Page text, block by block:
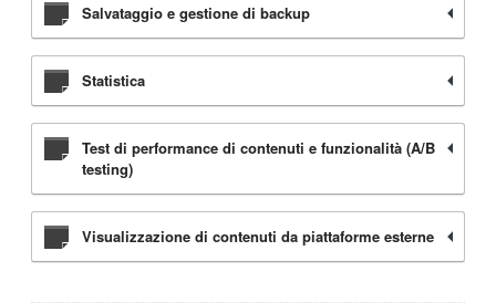
Salvataggio e gestione di backup
Statistica
Test di performance di contenuti e funzionalità (A/B
testing)
Visualizzazione di contenuti da piattaforme esterne